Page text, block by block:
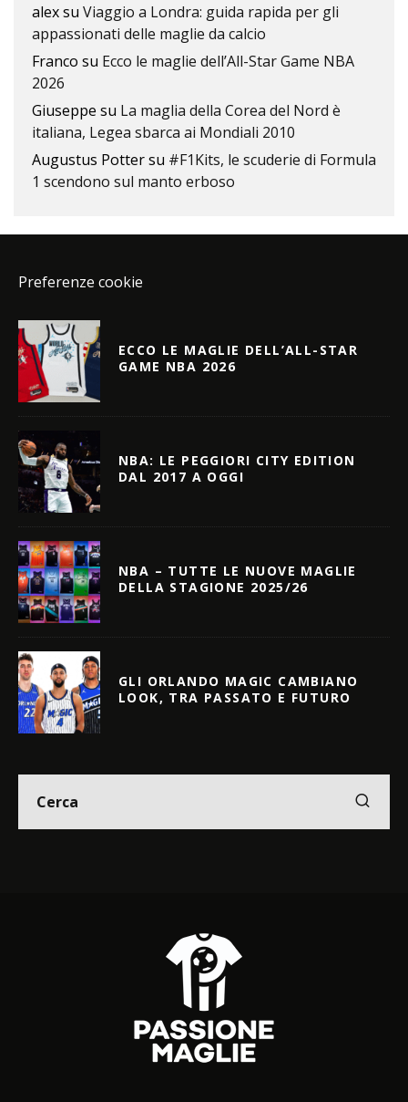
alexsu Viaggio a Londra: guida rapida per gli
appassionati delle maglie da calcio
Franco su Ecco le maglie dell’All-Star Game NBA
2026
Giuseppe su La maglia della Corea del Nord è
italiana, Legea sbarca ai Mondiali 2010
Augustus Pottersu #F1Kits, le scuderie di Formula
1 scendono sul manto erboso
Preferenze cookie
ECCO LE MAGLIE DELL’ALL-STAR
GAME NBA 2026
NBA: LE PEGGIORI CITY EDITION
DAL 2017 A OGGI
NBA – TUTTE LE NUOVE MAGLIE
DELLA STAGIONE 2025/26
GLI ORLANDO MAGIC CAMBIANO
LOOK, TRA PASSATO E FUTURO